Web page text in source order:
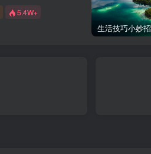
5.4W+
生活技巧小妙招